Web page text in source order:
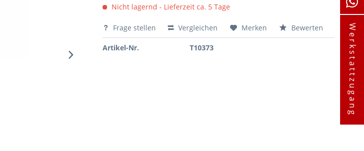
Nicht lagernd - Lieferzeit ca. 5 Tage
Frage stellen Vergleichen Merken Bewerten
Artikel-Nr. T10373 Werkstattzugang